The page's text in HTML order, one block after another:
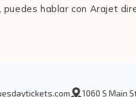
hablar con Arajet
1060 S Main